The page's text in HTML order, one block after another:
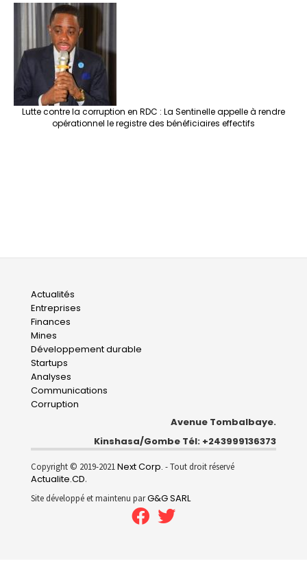
Lutte contre la corruption en RDC : La Sentinelle appelle à rendre
opérationnel le registre des bénéficiaires effectifs
Main
navigation
Actualités
Entreprises
Finances
Mines
Développement durable
Startups
Analyses
Communications
Corruption
Avenue Tombalbaye.
Kinshasa/Gombe Tél: +243999136373
Copyright © 2019-2021Next Corp. - Tout droit réservé
Actualite.CD.
Site développé et maintenu parG&G SARL